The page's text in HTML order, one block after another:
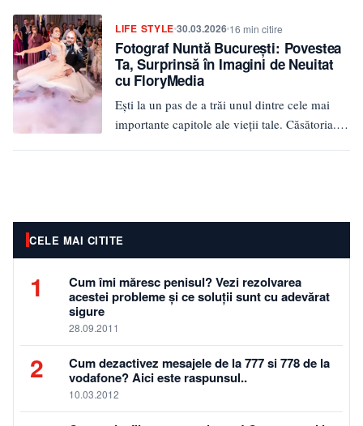
LIFE STYLE30.03.2026 16 min citire
Fotograf Nuntă București: Povestea
Ta, Surprinsă în Imagini de Neuitat
cu FloryMedia
Ești la un pas de a trăi unul dintre cele mai
importante capitole ale vieții tale. Căsătoria.
CELE MAI CITITE
1
Cum îmi măresc penisul? Vezi rezolvarea
acestei probleme și ce soluții sunt cu adevărat
sigure
28.09.2011
2
Cum dezactivez mesajele de la 777 si 778 de la
vodafone? Aici este raspunsul..
10.03.2012